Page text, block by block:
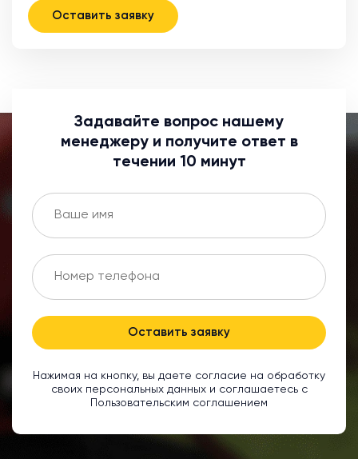
Оставить заявку
Задавайте вопрос нашему
менеджеру и получите ответ в
течении 10 минут
Оставить заявку
Нажимая на кнопку, вы даете согласие на обработку
своих персональных данных и соглашаетесь с
Пользовательским соглашением